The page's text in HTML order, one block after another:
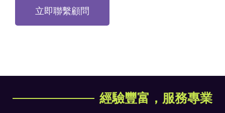
立即聯繫顧問
經驗豐富，服務專業